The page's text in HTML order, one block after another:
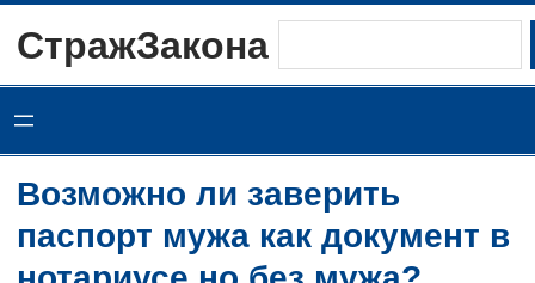
содержимому
СтражЗакона
Возможно ли заверить
паспорт мужа как документ в